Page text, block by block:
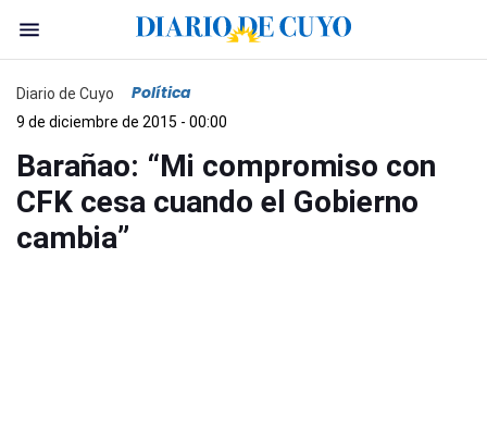
Diario de Cuyo Política
9 de diciembre de 2015 - 00:00
Barañao: “Mi compromiso con
CFK cesa cuando el Gobierno
cambia”